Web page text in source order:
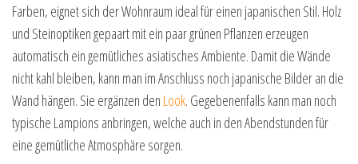
Farben, eignet sich der Wohnraum ideal für einen japanischen Stil. Holz
und Steinoptiken gepaart mit ein paar grünen Pflanzen erzeugen
automatisch ein gemütliches asiatisches Ambiente. Damit die Wände
nicht kahl bleiben, kann man im Anschluss noch japanische Bilder an die
Wand hängen. Sie ergänzen den Look. Gegebenenfalls kann man noch
typische Lampions anbringen, welche auch in den Abendstunden für
eine gemütliche Atmosphäre sorgen.